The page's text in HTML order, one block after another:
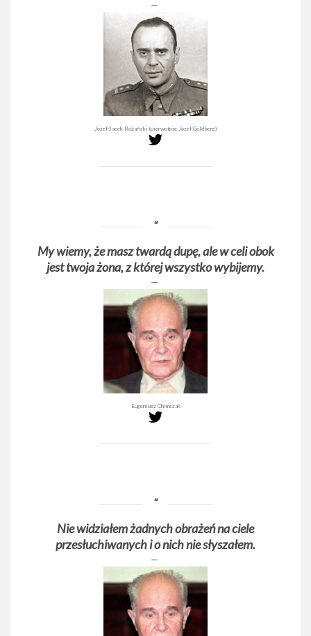
Józef/Jacek Różański (pierwotnie Józef Goldberg)
My wiemy, że masz twardą dupę, ale w celi obok
jest twoja żona, z której wszystko wybijemy.
Eugeniusz Chimczak
Nie widziałem żadnych obrażeń na ciele
przesłuchiwanych i o nich nie słyszałem.